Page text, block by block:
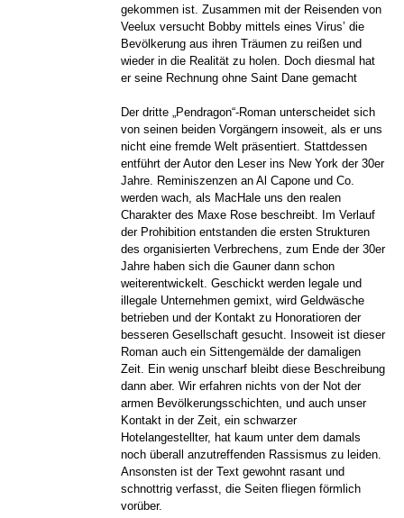
gekommen ist. Zusammen mit der Reisenden von
Veelux versucht Bobby mittels eines Virus’ die
Bevölkerung aus ihren Träumen zu reißen und
wieder in die Realität zu holen. Doch diesmal hat
er seine Rechnung ohne Saint Dane gemacht
Der dritte „Pendragon“-Roman unterscheidet sich
von seinen beiden Vorgängern insoweit, als er uns
nicht eine fremde Welt präsentiert. Stattdessen
entführt der Autor den Leser ins New York der 30er
Jahre. Reminiszenzen an Al Capone und Co.
werden wach, als MacHale uns den realen
Charakter des Maxe Rose beschreibt. Im Verlauf
der Prohibition entstanden die ersten Strukturen
des organisierten Verbrechens, zum Ende der 30er
Jahre haben sich die Gauner dann schon
weiterentwickelt. Geschickt werden legale und
illegale Unternehmen gemixt, wird Geldwäsche
betrieben und der Kontakt zu Honoratioren der
besseren Gesellschaft gesucht. Insoweit ist dieser
Roman auch ein Sittengemälde der damaligen
Zeit. Ein wenig unscharf bleibt diese Beschreibung
dann aber. Wir erfahren nichts von der Not der
armen Bevölkerungsschichten, und auch unser
Kontakt in der Zeit, ein schwarzer
Hotelangestellter, hat kaum unter dem damals
noch überall anzutreffenden Rassismus zu leiden.
Ansonsten ist der Text gewohnt rasant und
schnottrig verfasst, die Seiten fliegen förmlich
vorüber.